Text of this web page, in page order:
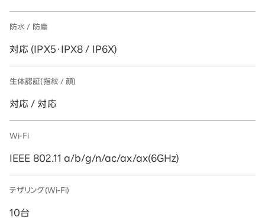
防水 / 防塵
対応 (IPX5・IPX8 / IP6X)
生体認証(指紋 / 顔)
対応 / 対応
Wi-Fi
IEEE 802.11 a/b/g/n/ac/ax/ax(6GHz)
テザリング(Wi-Fi)
10台